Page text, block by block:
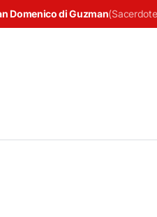
Domenico di Guzman(